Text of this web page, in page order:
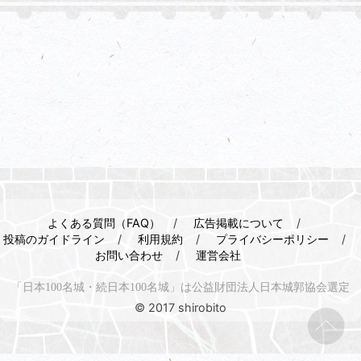
よくある質問（FAQ）
広告掲載について
投稿のガイドライン
利用規約
プライバシーポリシー
お問い合わせ
運営会社
「日本100名城・続日本100名城」は公益財団法人日本城郭協会選定
© 2017 shirobito